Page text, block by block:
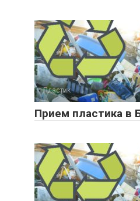
Пластик
Прием пластика в